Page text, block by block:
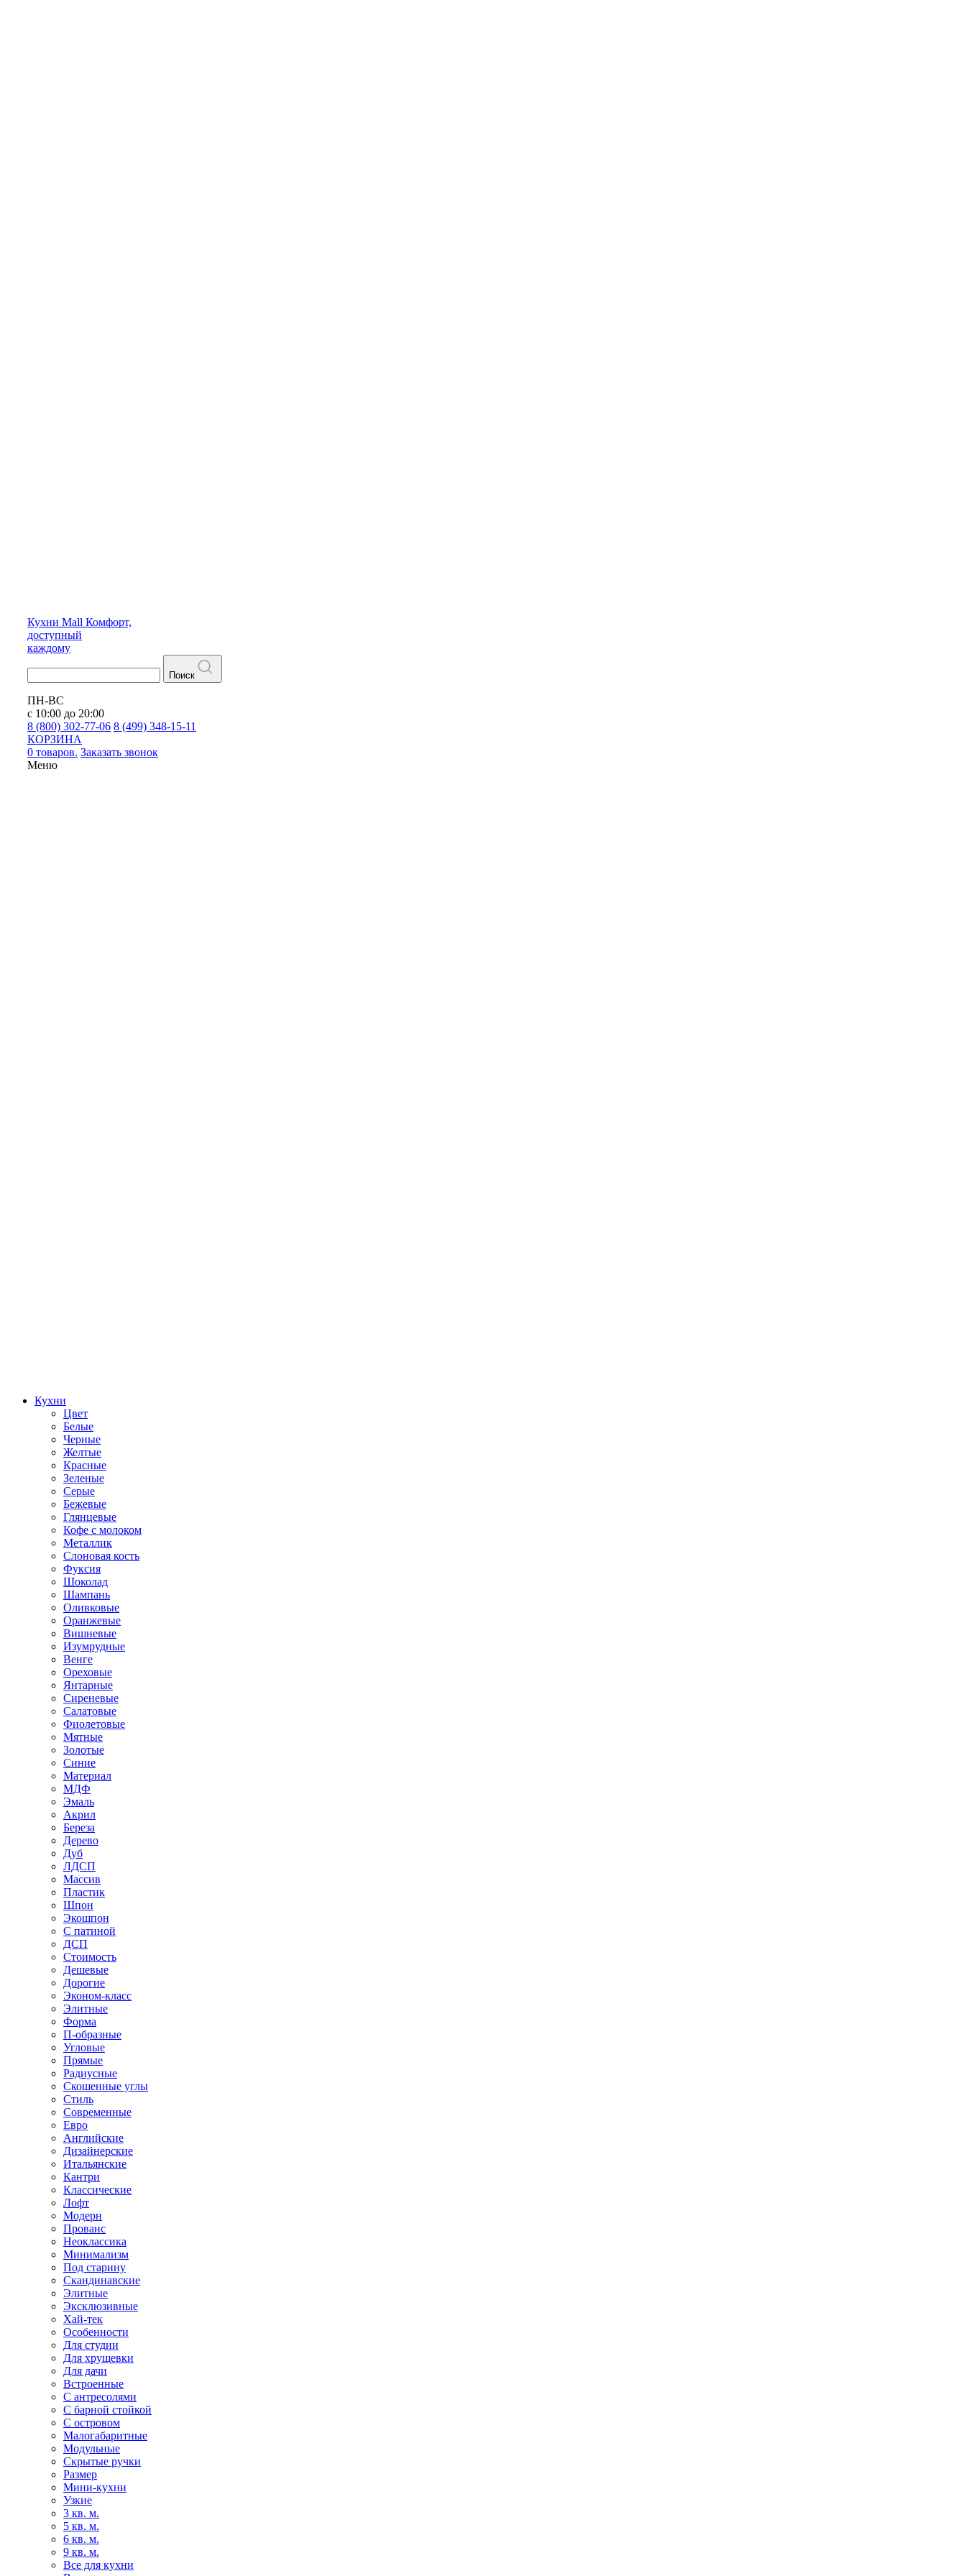
Кухни Mall Комфорт,
доступный
каждому
Поиск
ПН-ВС
с 10:00 до 20:00
8 (800) 302-77-06 8 (499) 348-15-11
КОРЗИНА
0 товаров. Заказать звонок
Меню
Кухни
Цвет
Белые
Черные
Желтые
Красные
Зеленые
Серые
Бежевые
Глянцевые
Кофе с молоком
Металлик
Слоновая кость
Фуксия
Шоколад
Шампань
Оливковые
Оранжевые
Вишневые
Изумрудные
Венге
Ореховые
Янтарные
Сиреневые
Салатовые
Фиолетовые
Мятные
Золотые
Синие
Материал
МДФ
Эмаль
Акрил
Береза
Дерево
Дуб
ЛДСП
Массив
Пластик
Шпон
Экошпон
С патиной
ДСП
Стоимость
Дешевые
Дорогие
Эконом-класс
Элитные
Форма
П-образные
Угловые
Прямые
Радиусные
Скошенные углы
Стиль
Современные
Евро
Английские
Дизайнерские
Итальянские
Кантри
Классические
Лофт
Модерн
Прованс
Неоклассика
Минимализм
Под старину
Скандинавские
Элитные
Эксклюзивные
Хай-тек
Особенности
Для студии
Для хрущевки
Для дачи
Встроенные
С антресолями
С барной стойкой
С островом
Малогабаритные
Модульные
Скрытые ручки
Размер
Мини-кухни
Узкие
3 кв. м.
5 кв. м.
6 кв. м.
9 кв. м.
Все для кухни